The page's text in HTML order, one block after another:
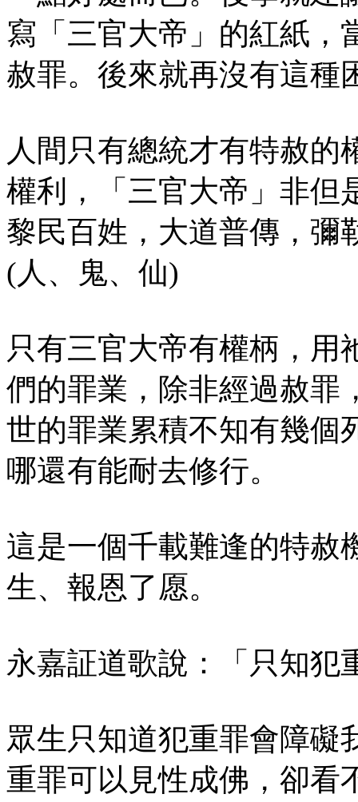
寫「三官大帝」的紅紙，
赦罪。後來就再沒有這種
人間只有總統才有特赦的
權利，「三官大帝」非但
黎民百姓，大道普傳，彌
(人、鬼、仙)
只有三官大帝有權柄，用
們的罪業，除非經過赦罪
世的罪業累積不知有幾個
哪還有能耐去修行。
這是一個千載難逢的特赦
生、報恩了愿。
永嘉証道歌說：「只知犯
眾生只知道犯重罪會障礙
重罪可以見性成佛，卻看